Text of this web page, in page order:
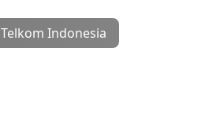
Telkom Indonesia